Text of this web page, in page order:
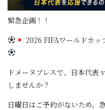
緊急企画！！
2026 FIFAワールドカッ
ドメーヌブレスで、日本代表
しませんか？
日曜日はご予約がないため、